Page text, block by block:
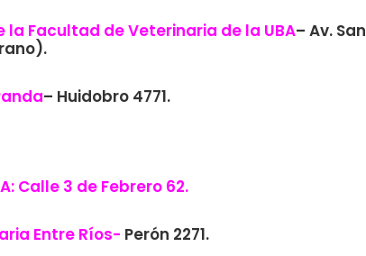
la Facultad de Veterinaria de la UBA– Av. San
– Huidobro 4771.
Calle 3 de Febrero 62.
Entre Ríos- Perón 2271.